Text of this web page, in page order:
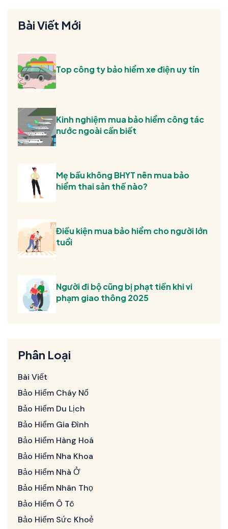
Bài Viết Mới
Top công ty bảo hiểm xe điện uy tín
Kinh nghiệm mua bảo hiểm công tác
nước ngoài cần biết
Mẹ bầu không BHYT nên mua bảo
hiểm thai sản thế nào?
Điều kiện mua bảo hiểm cho người lớn
tuổi
Người đi bộ cũng bị phạt tiền khi vi
phạm giao thông 2025
Phân Loại
Bài Viết
Bảo Hiểm Cháy Nổ
Bảo Hiểm Du Lịch
Bảo Hiểm Gia Đình
Bảo Hiểm Hàng Hoá
Bảo Hiểm Nha Khoa
Bảo Hiểm Nhà Ở
Bảo Hiểm Nhân Thọ
Bảo Hiểm Ô Tô
Bảo Hiểm Sức Khoẻ